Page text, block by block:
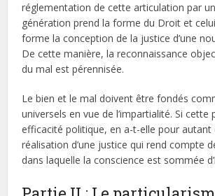
réglementation de cette articulation par
génération prend la forme du Droit et
forme la conception de la justice d’une
De cette manière, la reconnaissance
du mal est pérennisée.
Le bien et le mal doivent être fondés
universels en vue de l’impartialité. Si
efficacité politique, en a-t-elle pour autant
réalisation d’une justice qui rend compte
dans laquelle la conscience est sommée